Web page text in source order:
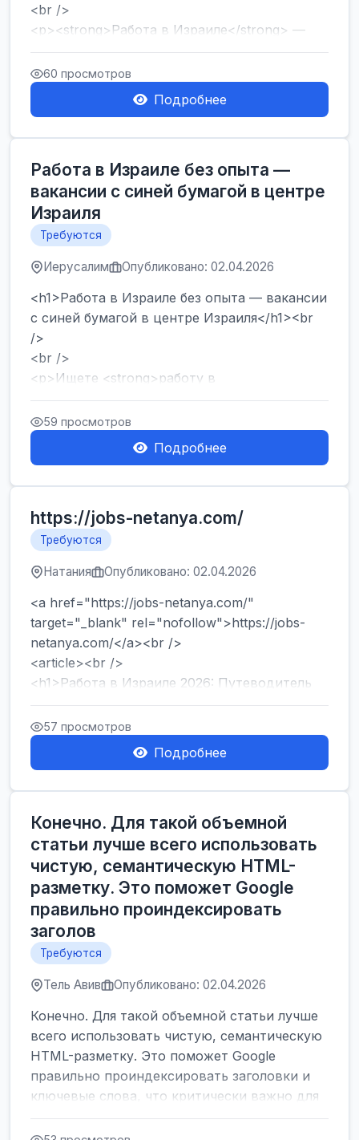
<br />
<p><strong>Работа в Израиле</strong> —
один из самых популярных запросов среди
тех, кто ...
60 просмотров
Подробнее
Работа в Израиле без опыта —
вакансии с синей бумагой в центре
Израиля
Требуются
Иерусалим Опубликовано: 02.04.2026
<h1>Работа в Израиле без опыта — вакансии
с синей бумагой в центре Израиля</h1><br
/>
<br />
<p>Ищете <strong>работу в
Израиле</strong> без опыта и знания языка?
Хотите быстро начать зарабатывать и ...
59 просмотров
Подробнее
https://jobs-netanya.com/
Требуются
Натания Опубликовано: 02.04.2026
<a href="https://jobs-netanya.com/"
target="_blank" rel="nofollow">https://jobs-
netanya.com/</a><br />
<article><br />
<h1>Работа в Израиле 2026: Путеводитель
по вакансиям в Центре страны и лега...
57 просмотров
Подробнее
Конечно. Для такой объемной
статьи лучше всего использовать
чистую, семантическую HTML-
разметку. Это поможет Google
правильно проиндексировать
заголов
Требуются
Тель Авив Опубликовано: 02.04.2026
Конечно. Для такой объемной статьи лучше
всего использовать чистую, семантическую
HTML-разметку. Это поможет Google
правильно проиндексировать заголовки и
ключевые слова, что критически важно для
SEO....